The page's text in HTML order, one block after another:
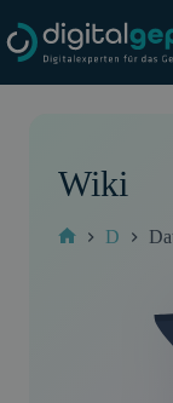
Inhalt
springen
Wiki
D